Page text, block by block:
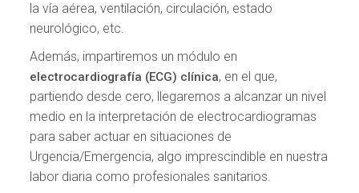
la vía aérea, ventilación, circulación, estado
neurológico, etc.
Además, impartiremos un módulo en
electrocardiografía (ECG) clínica, en el que,
partiendo desde cero, llegaremos a alcanzar un nivel
medio en la interpretación de electrocardiogramas
para saber actuar en situaciones de
Urgencia/Emergencia, algo imprescindible en nuestra
labor diaria como profesionales sanitarios.